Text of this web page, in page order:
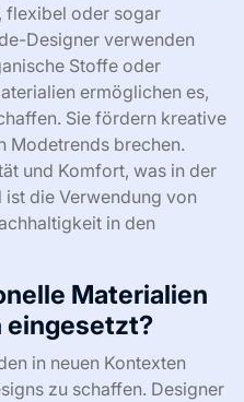
flexibel oder sogar
Designer verwenden
Stoffe oder
ermöglichen es,
Sie fördern kreative
Modetrends brechen.
und Komfort, was in der
die Verwendung von
in den
Materialien
eingesetzt?
in neuen Kontexten
zu schaffen. Designer